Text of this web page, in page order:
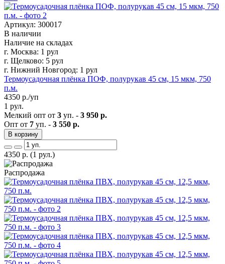
Артикул: 300017
В наличии
Наличие на складах
г. Москва: 1 рул
г. Щелково: 5 рул
г. Нижний Новгород: 1 рул
Термоусадочная плёнка ПОФ, полурукав 45 см, 15 мкм, 750
п.м.
4350 р./уп
1 рул.
Мелкий опт от 3 уп. - 3 950 р.
Опт от 7 уп. - 3 550 р.
В корзину
4350 р. (1 рул.)
Распродажа